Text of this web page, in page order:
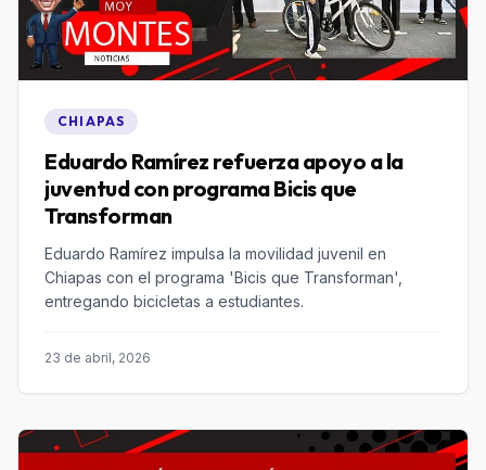
CHIAPAS
Eduardo Ramírez refuerza apoyo a la
juventud con programa Bicis que
Transforman
Eduardo Ramírez impulsa la movilidad juvenil en
Chiapas con el programa 'Bicis que Transforman',
entregando bicicletas a estudiantes.
23 de abril, 2026